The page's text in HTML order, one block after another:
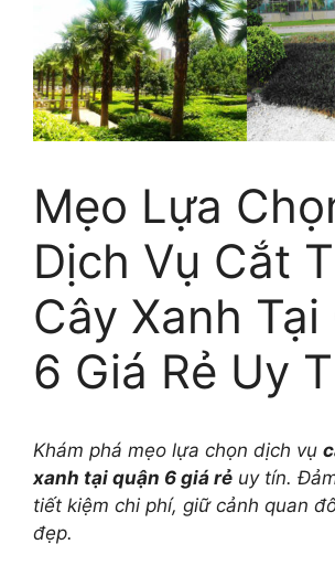
Mẹo Lựa
Dịch Vụ Cắt
Cây Xanh Tại
6 Giá Rẻ Uy
Khám phá mẹo lựa chọn dịch vụ
xanh tại quận 6 giá rẻ uy tín.
tiết kiệm chi phí, giữ cảnh quan
đẹp.